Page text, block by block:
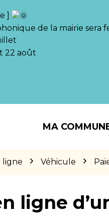
]
de la mairie sera
22 août
MA
ligne Véhicule
ligne